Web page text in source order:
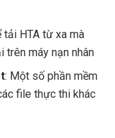
tải HTA từ xa mà
trên máy nạn nhân
: Một số phần mềm
file thực thi khác